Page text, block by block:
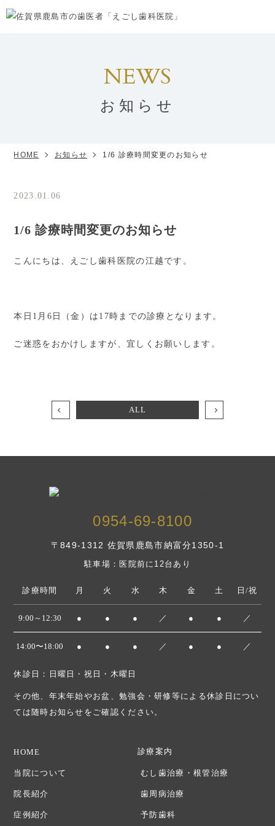
NEWS
お知らせ
HOME お知らせ 1/6 診療時間変更のお知らせ
2023.01.06
1/6 診療時間変更のお知らせ
こんにちは、えごし歯科医院の江越です。
本日1月6日（金）は17時までの診療となります。
ご迷惑をおかけしますが、宜しくお願いします。
ALL
0954-69-8100
〒849-1312 佐賀県鹿島市納富分1350-1
駐車場：医院前に12台あり
診療時間 月 火 水 木 金 土 日/祝
9:00～12:30 ● ● ● ／ ● ● ／
14:00〜18:00 ● ● ● ／ ● ● ／
休診日：日曜日・祝日・木曜日
その他、年末年始やお盆、勉強会・研修等による休診日につい
ては随時お知らせをご確認ください。
HOME
当院について
院長紹介
症例紹介
診療案内
むし歯治療・根管治療
歯周病治療
予防歯科